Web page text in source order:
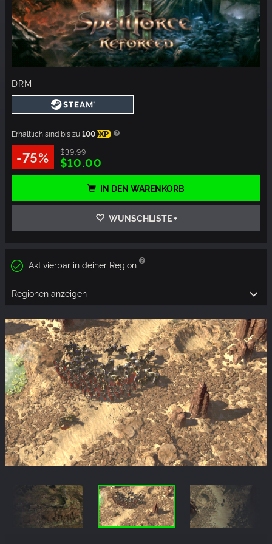
DRM
Erhältlich sind bis zu100 XP
-75% $39.99
$10.00
IN DEN WARENKORB
WUNSCHLISTE +
Aktivierbar in deiner Region
Regionen anzeigen